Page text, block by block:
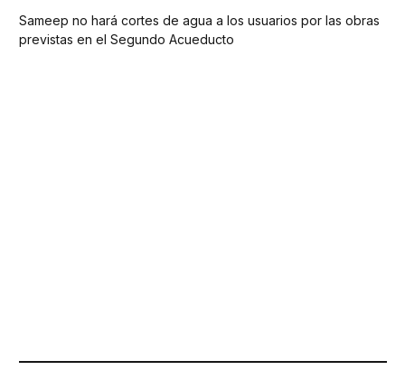
Sameep no hará cortes de agua a los usuarios por las obras
previstas en el Segundo Acueducto